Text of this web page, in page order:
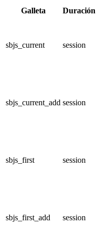
Galleta Duración
sbjs_current session
sbjs_current_add session
sbjs_first session
sbjs_first_add session